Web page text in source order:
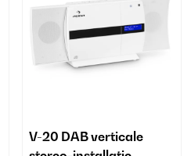
V-20 DAB verticale